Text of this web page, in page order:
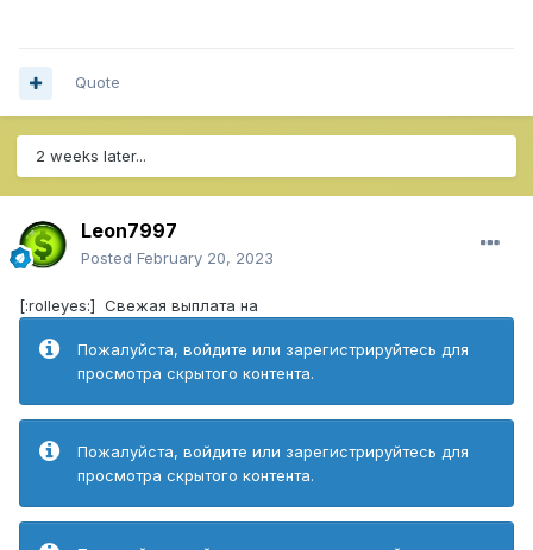
Quote
2 weeks later...
Leon7997
Posted February 20, 2023
[:rolleyes:] Свежая выплата на
Пожалуйста, войдите или зарегистрируйтесь для
просмотра скрытого контента.
Пожалуйста, войдите или зарегистрируйтесь для
просмотра скрытого контента.